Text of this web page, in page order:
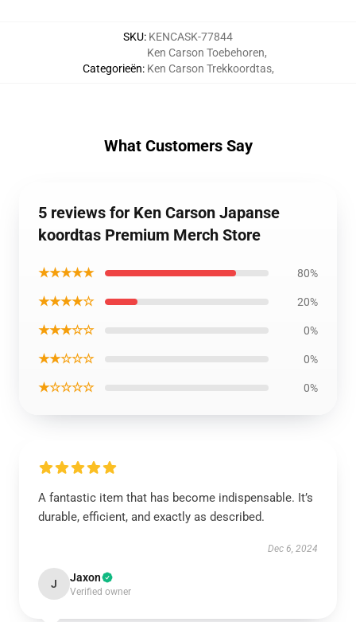
SKU: KENCASK-77844
Categorieën:
Ken Carson Toebehoren,
Ken Carson Trekkoordtas,
What Customers Say
5 reviews for Ken Carson Japanse
koordtas Premium Merch Store
★★★★★ 80%
★★★★☆ 20%
★★★☆☆ 0%
★★☆☆☆ 0%
★☆☆☆☆ 0%
A fantastic item that has become indispensable. It’s
durable, efficient, and exactly as described.
Dec 6, 2024
J Jaxon
Verified owner